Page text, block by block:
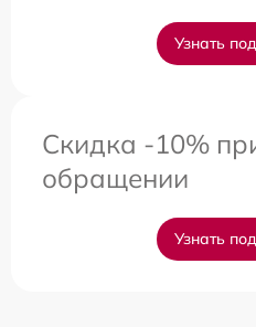
Узнать
Скидка -10%
обращении
Узнать